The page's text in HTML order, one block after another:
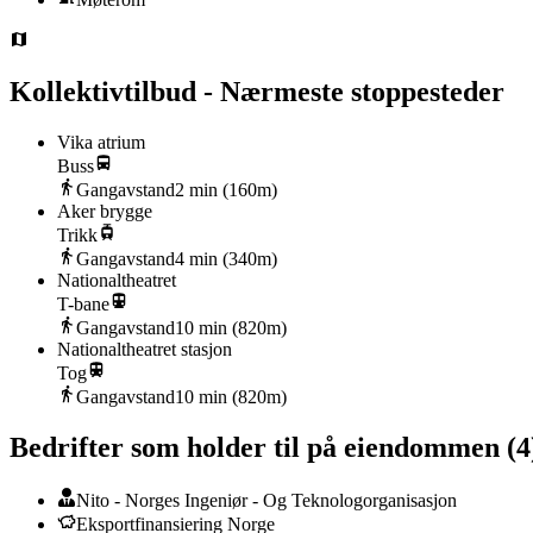
Kollektivtilbud - Nærmeste stoppesteder
Vika atrium
Buss
Gangavstand2 min (160m)
Aker brygge
Trikk
Gangavstand4 min (340m)
Nationaltheatret
T-bane
Gangavstand10 min (820m)
Nationaltheatret stasjon
Tog
Gangavstand10 min (820m)
Bedrifter som holder til på eiendommen (4
Nito - Norges Ingeniør - Og Teknologorganisasjon
Eksportfinansiering Norge